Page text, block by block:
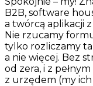
B2B, software
a twórcą aplikacji
Nie rzucamy
tylko rozliczamy
a nie więcej. Bez
od zera, i z
z urzędem (my ich